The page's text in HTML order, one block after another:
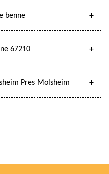
benne
67210
Pres Molsheim